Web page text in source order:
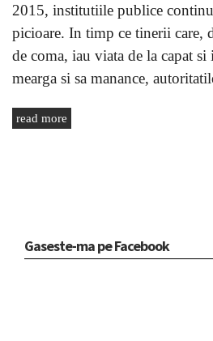
2015, institutiile publice
picioare. In timp ce tinerii care,
de coma, iau viata de la capat
mearga si sa manance,
read more
Gaseste-ma pe Facebook